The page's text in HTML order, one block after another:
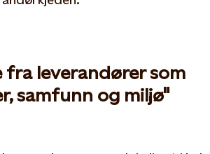
fra leverandører som
samfunn og miljø"